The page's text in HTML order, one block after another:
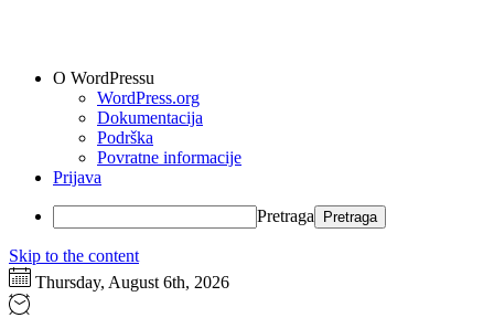
O WordPressu
WordPress.org
Dokumentacija
Podrška
Povratne informacije
Prijava
Pretraga
Skip to the content
Thursday, August 6th, 2026